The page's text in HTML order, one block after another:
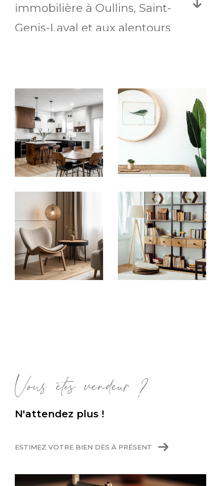
immobilière à Oullins, Saint-
Genis-Laval et aux alentours
recherche de votre habitation principale,
d'une résidence secondaire, ou même d'un
investissement locatif, notre équipe prend en
charge votre demande et s'occupe de
trouver le bien idéal en fonction de vos
critères.
Acheter un bien immobilier aux abords
d'Oullins
L'agence vous propose de découvrir
soncatalogue de biens immobiliers à
Oullins, Saint-Genis-Laval
et aux environs.
Sur ce site, vous aurez accès à nos offres
er
Faire estimer sa maison ou son
Notre équipe accompagne également les
rapidement et au prix du marché. Grâce à
Vous êtes vendeur ?
N'attendez plus !
ESTIMEZ VOTRE BIEN DÈS À PRÉSENT